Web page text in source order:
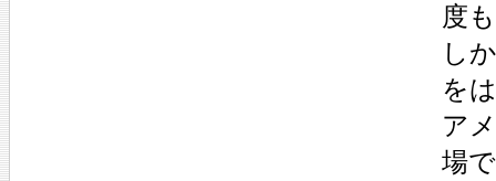
度
し
を
ア
場